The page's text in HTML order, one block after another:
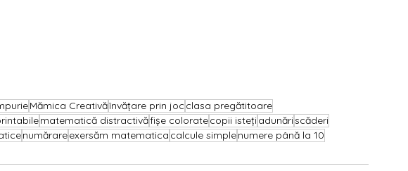
Mămica Creativăînvățare prin joc clasa pregătitoare
matematică distractivăfișe coloratecopii isteți adunăriscăderi
numărareexersăm matematica calcule simplenumere până la 10